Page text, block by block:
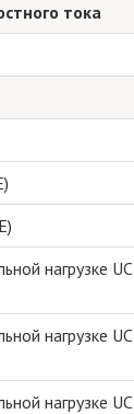
тока
нагрузке UC
нагрузке UC
нагрузке UC